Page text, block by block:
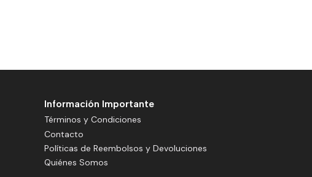
Información Importante
Términos y Condiciones
Contacto
Políticas de Reembolsos y Devoluciones
Quiénes Somos